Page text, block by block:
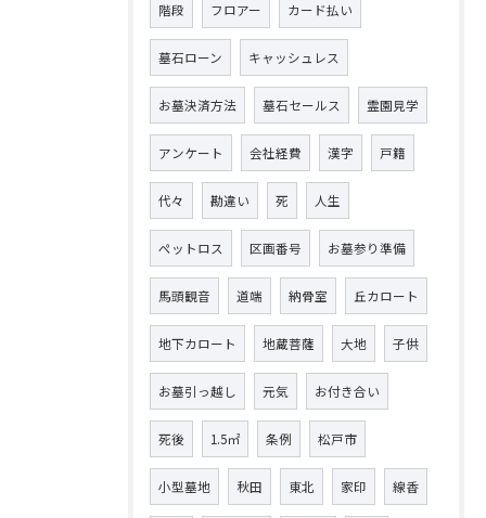
階段 フロアー カード払い
墓石ローン キャッシュレス
お墓決済方法 墓石セールス 霊園見学
アンケート 会社経費 漢字 戸籍
代々 勘違い 死 人生
ペットロス 区画番号 お墓参り準備
馬頭観音 道端 納骨室 丘カロート
地下カロート 地蔵菩薩 大地 子供
お墓引っ越し 元気 お付き合い
死後 1.5㎡ 条例 松戸市
小型墓地 秋田 東北 家印 線香